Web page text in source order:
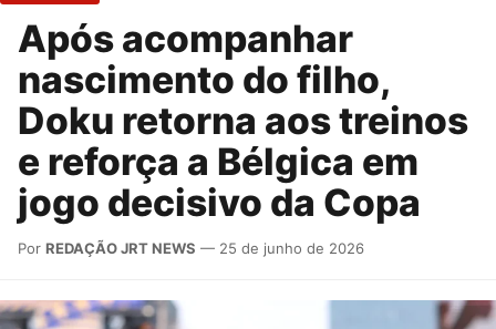
Após acompanhar
nascimento do filho,
Doku retorna aos treinos
e reforça a Bélgica em
jogo decisivo da Copa
Por REDAÇÃO JRT NEWS — 25 de junho de 2026